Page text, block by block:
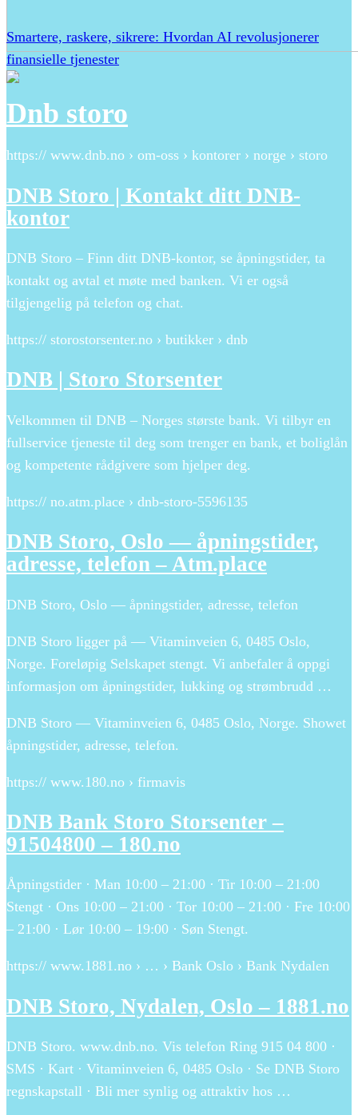
Smartere, raskere, sikrere: Hvordan AI revolusjonerer
finansielle tjenester
Dnb storo
https:// www.dnb.no › om-oss › kontorer › norge › storo
DNB Storo | Kontakt ditt DNB-
kontor
DNB Storo – Finn ditt DNB-kontor, se åpningstider, ta
kontakt og avtal et møte med banken. Vi er også
tilgjengelig på telefon og chat.
https:// storostorsenter.no › butikker › dnb
DNB | Storo Storsenter
Velkommen til DNB – Norges største bank. Vi tilbyr en
fullservice tjeneste til deg som trenger en bank, et boliglån
og kompetente rådgivere som hjelper deg.
https:// no.atm.place › dnb-storo-5596135
DNB Storo, Oslo — åpningstider,
adresse, telefon – Atm.place
DNB Storo, Oslo — åpningstider, adresse, telefon
DNB Storo ligger på — Vitaminveien 6, 0485 Oslo,
Norge. Foreløpig Selskapet stengt. Vi anbefaler å oppgi
informasjon om åpningstider, lukking og strømbrudd …
DNB Storo — Vitaminveien 6, 0485 Oslo, Norge. Showet
åpningstider, adresse, telefon.
https:// www.180.no › firmavis
DNB Bank Storo Storsenter –
91504800 – 180.no
Åpningstider · Man 10:00 – 21:00 · Tir 10:00 – 21:00
Stengt · Ons 10:00 – 21:00 · Tor 10:00 – 21:00 · Fre 10:00
– 21:00 · Lør 10:00 – 19:00 · Søn Stengt.
https:// www.1881.no › … › Bank Oslo › Bank Nydalen
DNB Storo, Nydalen, Oslo – 1881.no
DNB Storo. www.dnb.no. Vis telefon Ring 915 04 800 ·
SMS · Kart · Vitaminveien 6, 0485 Oslo · Se DNB Storo
regnskapstall · Bli mer synlig og attraktiv hos …